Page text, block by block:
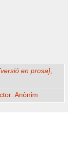
en prosa],
Anònim